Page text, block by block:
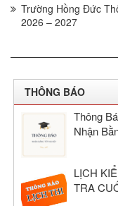
Trường Hồng Đức
2026 – 2027
THÔNG BÁO
Thông
Nhận
Đức Năm
LỊCH
TRA